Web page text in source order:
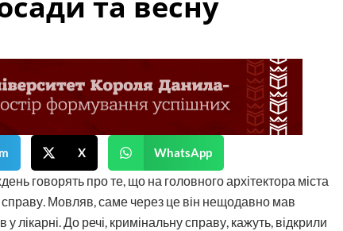
X WhatsApp
говорять про те, що на головного архітектора міста
справу. Мовляв, саме через це він нещодавно мав
лікарні. До речі, кримінальну справу, кажуть, відкрили